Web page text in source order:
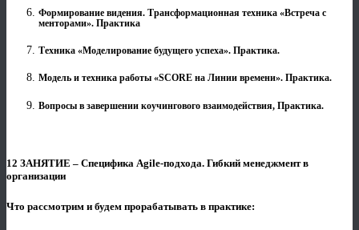
Формирование видения. Трансформационная техника «Встреча с
менторами». Практика
Техника «Моделирование будущего успеха». Практика.
Модель и техника работы «SCORE на Линии времени». Практика.
Вопросы в завершении коучингового взаимодействия, Практика.
12 ЗАНЯТИЕ – Специфика Agile-подхода. Гибкий менеджмент в
организации
Что рассмотрим и будем прорабатывать в практике: